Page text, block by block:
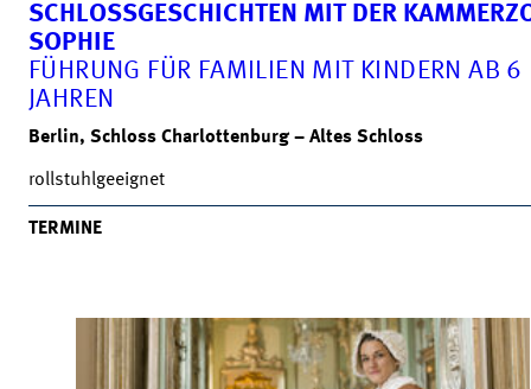
SCHLOSSGESCHICHTEN MIT DER
SOPHIE
FÜHRUNG FÜR FAMILIEN MIT KINDERN AB 6
JAHREN
Berlin, Schloss Charlottenburg – Altes Schloss
rollstuhlgeeignet
TERMINE